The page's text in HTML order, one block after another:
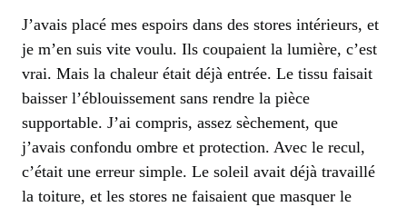
J’avais placé mes espoirs dans des stores intérieurs, et
je m’en suis vite voulu. Ils coupaient la lumière, c’est
vrai. Mais la chaleur était déjà entrée. Le tissu faisait
baisser l’éblouissement sans rendre la pièce
supportable. J’ai compris, assez sèchement, que
j’avais confondu ombre et protection. Avec le recul,
c’était une erreur simple. Le soleil avait déjà travaillé
la toiture, et les stores ne faisaient que masquer le